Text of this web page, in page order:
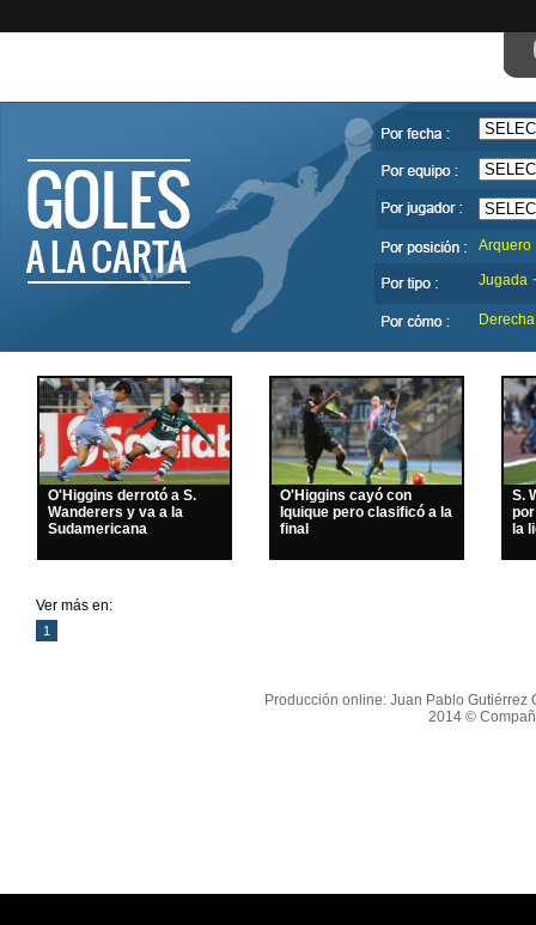
Arquero
Jugada
Derecha
O'Higgins derrotó a S.
Wanderers y va a la
Sudamericana
O'Higgins cayó con
Iquique pero clasificó a la
final
S.
la
Ver más en:
1
Producción online: Juan Pablo Gutiérrez
2014 ©